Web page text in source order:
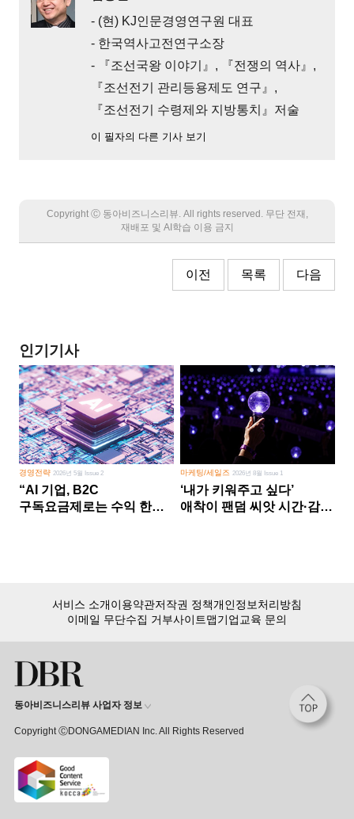
- (현) KJ인문경영연구원 대표
- 한국역사고전연구소장
- 『조선국왕 이야기』, 『전쟁의 역사』,
『조선전기 관리등용제도 연구』,
『조선전기 수령제와 지방통치』저술
이 필자의 다른 기사 보기
Copyright Ⓒ 동아비즈니스리뷰. All rights reserved. 무단 전재,
재배포 및 AI학습 이용 금지
이전 목록 다음
인기기사
경영전략 2026년 5월 Issue 2
“AI 기업, B2C
구독요금제로는 수익 한계
마케팅/세일즈 2026년 8월 Issue 1
‘내가 키워주고 싶다’
애착이 팬덤 씨앗 시간·감정
15,000여 건의 DBR 콘텐츠를
서비스 소개이용약관저작권 정책개인정보처리방침
이메일 무단수집 거부사이트맵기업교육 문의
동아비즈니스리뷰 사업자 정보
Copyright ⒸDONGAMEDIAN Inc. All Rights Reserved